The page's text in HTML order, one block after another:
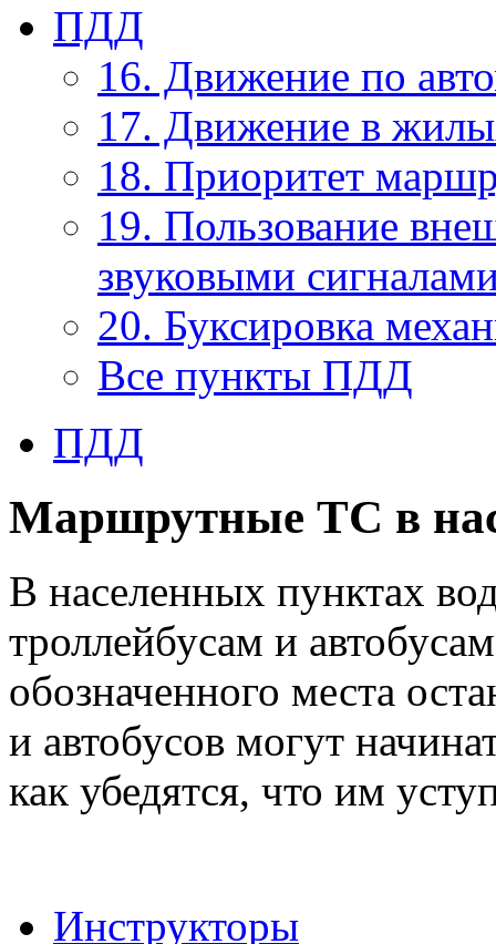
ПДД
16. Движение по
17. Движение в
18. Приоритет
19. Пользование
звуковыми
20. Буксировка
Все пункты ПДД
ПДД
Маршрутные ТС в
В населенных пунктах
троллейбусам и
обозначенного места
и автобусов могут
как убедятся, что им
Инструкторы